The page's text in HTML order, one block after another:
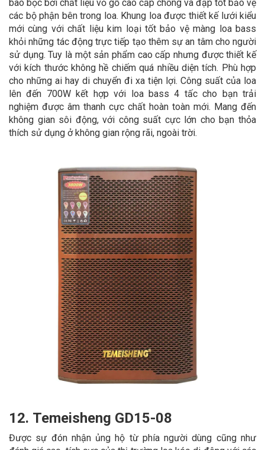
bao bọc bởi chất liệu vỏ gỗ cao cấp chống va đập tốt bảo vệ
các bộ phận bên trong loa. Khung loa được thiết kế lưới kiểu
mới cùng với chất liệu kim loại tốt bảo vệ màng loa bass
khỏi những tác động trực tiếp tạo thêm sự an tâm cho người
sử dụng. Tuy là một sản phẩm cao cấp nhưng được thiết kế
với kích thước không hề chiếm quá nhiều diện tích. Phù hợp
cho những ai hay di chuyển đi xa tiện lợi. Công suất của loa
lên đến 700W kết hợp với loa bass 4 tấc cho bạn trải
nghiệm được âm thanh cực chất hoàn toàn mới. Mang đến
không gian sôi động, với công suất cực lớn cho bạn thỏa
thích sử dụng ở không gian rộng rãi, ngoài trời.
12. Temeisheng GD15-08
Được sự đón nhận ủng hộ từ phía người dùng cũng như